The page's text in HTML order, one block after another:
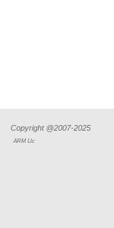
Copyright @2007-2025
ARM Llc